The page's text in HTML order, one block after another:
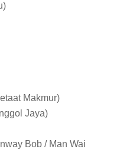
Makmur)
Jaya)
Bob / Man Wai